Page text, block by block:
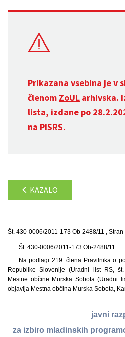
Prikazana vsebina je v
členom ZoUL arhivska.
lista, izdane po
na PISRS.
KAZALO
Št. 430-0006/2011-173 Ob-2488/11 , Stran
Št. 430-0006/2011-173 Ob-2488/11
Na podlagi 219. člena Pravilnika o
Republike Slovenije (Uradni list RS,
Mestne občine Murska Sobota (Uradni
objavlja Mestna občina Murska Sobota,
javni
za izbiro mladinskih